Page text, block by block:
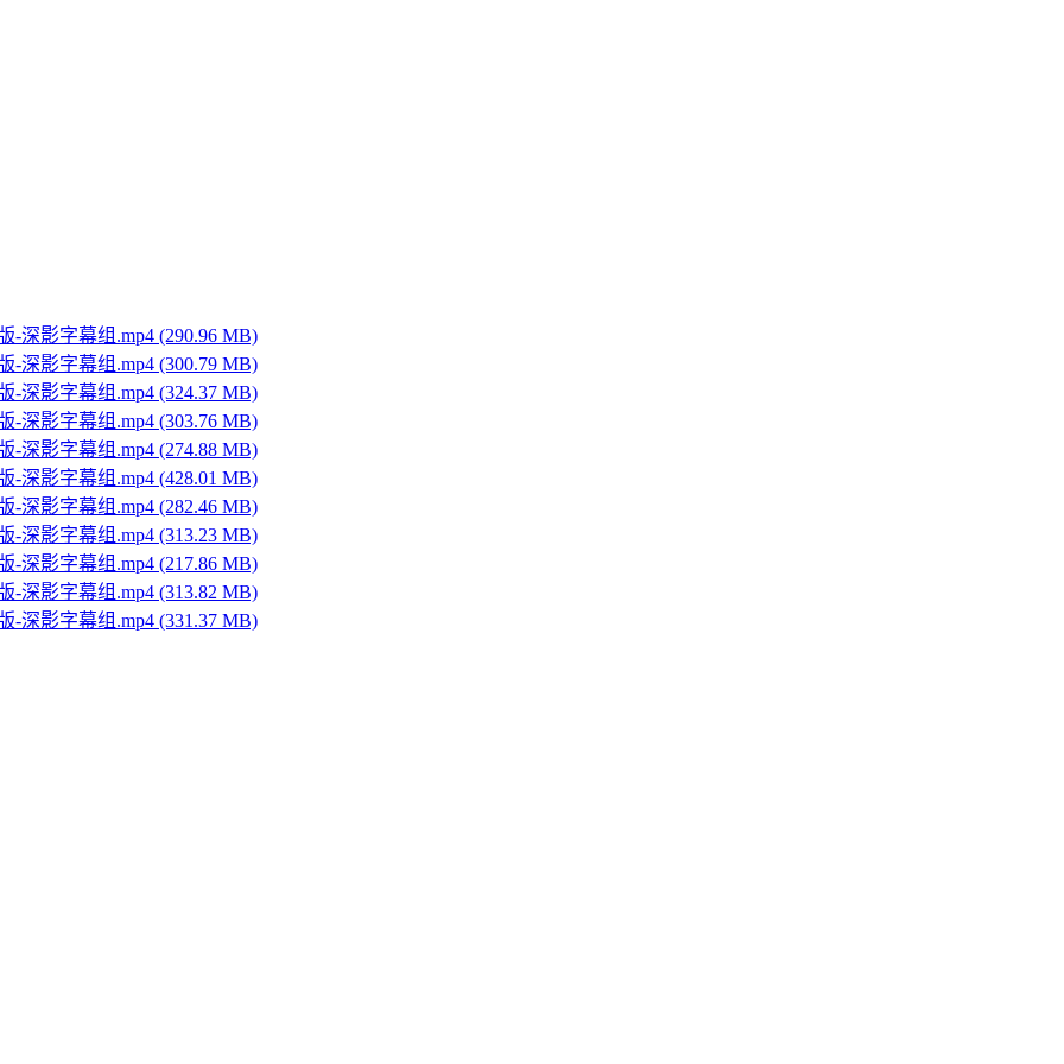
-深影字幕组.mp4 (290.96 MB)
-深影字幕组.mp4 (300.79 MB)
-深影字幕组.mp4 (324.37 MB)
-深影字幕组.mp4 (303.76 MB)
-深影字幕组.mp4 (274.88 MB)
-深影字幕组.mp4 (428.01 MB)
-深影字幕组.mp4 (282.46 MB)
-深影字幕组.mp4 (313.23 MB)
-深影字幕组.mp4 (217.86 MB)
-深影字幕组.mp4 (313.82 MB)
-深影字幕组.mp4 (331.37 MB)